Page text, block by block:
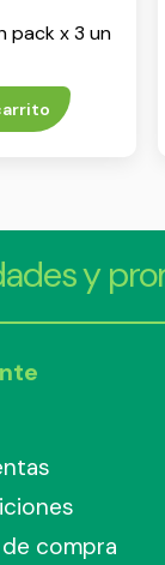
pack x 3 un
y
compra